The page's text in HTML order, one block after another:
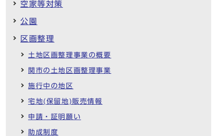
空家等対策
公園
区画整理
土地区画整理事業の概要
関市の土地区画整理事業
施行中の地区
宅地(保留地)販売情報
申請・証明願い
助成制度